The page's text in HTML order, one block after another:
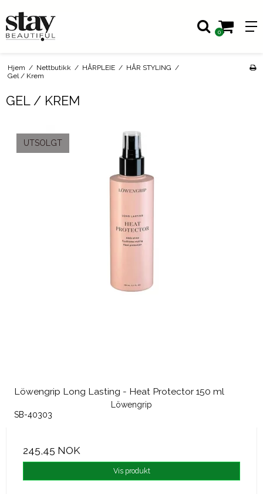
0
Hjem / Nettbutikk / HÅRPLEIE / HÅR STYLING /
Gel / Krem
GEL / KREM
UTSOLGT
Löwengrip Long Lasting - Heat Protector 150 ml
Löwengrip
SB-40303
245,45 NOK
Vis produkt